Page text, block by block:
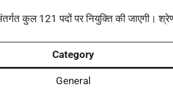
कुल 121 पदों पर नियुक्ति की जाएगी।
Category
General